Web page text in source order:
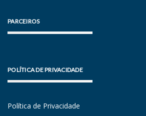
PARCEIROS
POLÍTICA DE PRIVACIDADE
Política de Privacidade